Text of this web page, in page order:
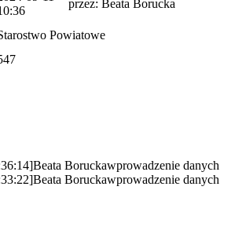
przez: Beata Borucka
Powiatowe
Beata Boruckawprowadzenie danych
Beata Boruckawprowadzenie danych